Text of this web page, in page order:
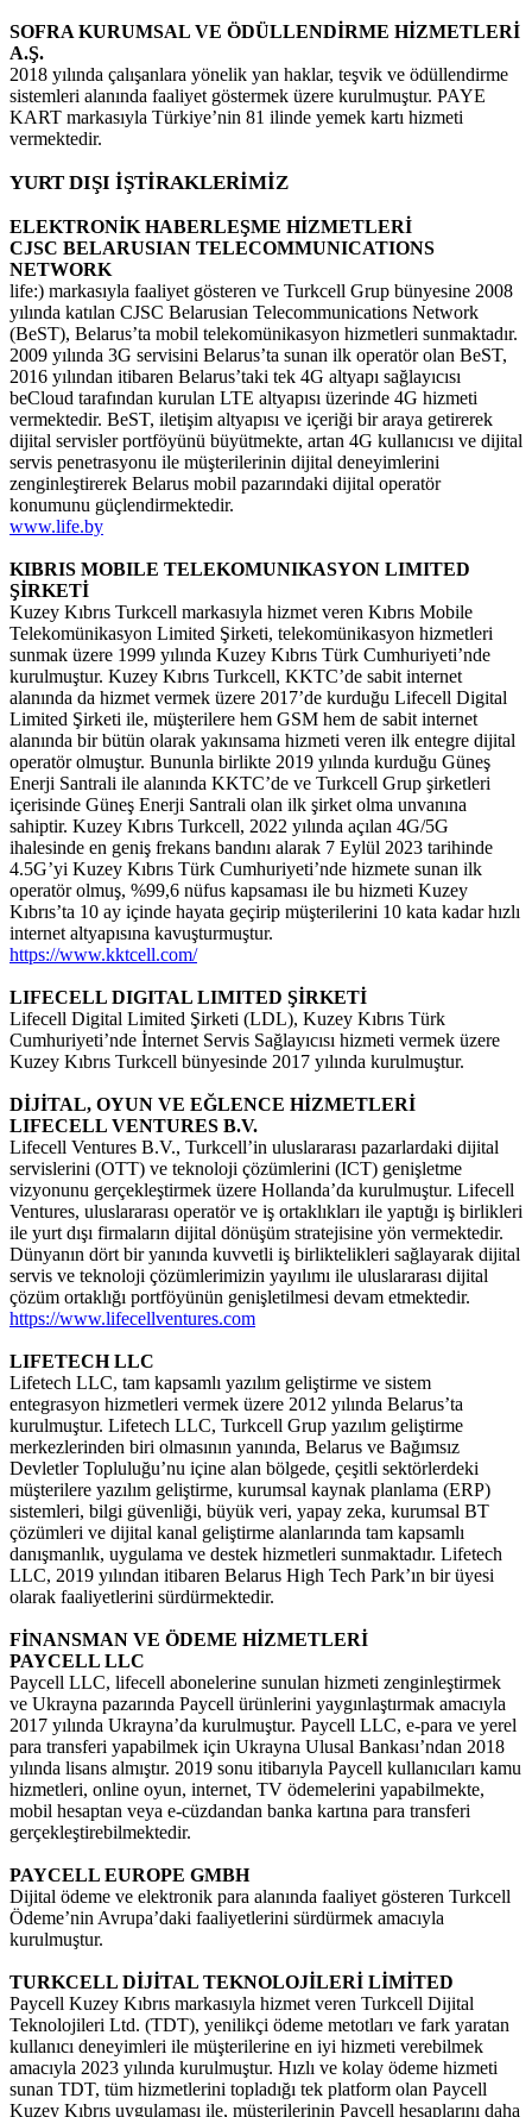
SOFRA KURUMSAL VE ÖDÜLLENDİRME HİZMETLERİ
A.Ş.
2018 yılında çalışanlara yönelik yan haklar, teşvik ve ödüllendirme
sistemleri alanında faaliyet göstermek üzere kurulmuştur. PAYE
KART markasıyla Türkiye’nin 81 ilinde yemek kartı hizmeti
vermektedir.
YURT DIŞI İŞTİRAKLERİMİZ
ELEKTRONİK HABERLEŞME HİZMETLERİ
CJSC BELARUSIAN TELECOMMUNICATIONS
NETWORK
life:) markasıyla faaliyet gösteren ve Turkcell Grup bünyesine 2008
yılında katılan CJSC Belarusian Telecommunications Network
(BeST), Belarus’ta mobil telekomünikasyon hizmetleri sunmaktadır.
2009 yılında 3G servisini Belarus’ta sunan ilk operatör olan BeST,
2016 yılından itibaren Belarus’taki tek 4G altyapı sağlayıcısı
beCloud tarafından kurulan LTE altyapısı üzerinde 4G hizmeti
vermektedir. BeST, iletişim altyapısı ve içeriği bir araya getirerek
dijital servisler portföyünü büyütmekte, artan 4G kullanıcısı ve dijital
servis penetrasyonu ile müşterilerinin dijital deneyimlerini
zenginleştirerek Belarus mobil pazarındaki dijital operatör
konumunu güçlendirmektedir.
www.life.by
KIBRIS MOBILE TELEKOMUNIKASYON LIMITED
ŞİRKETİ
Kuzey Kıbrıs Turkcell markasıyla hizmet veren Kıbrıs Mobile
Telekomünikasyon Limited Şirketi, telekomünikasyon hizmetleri
sunmak üzere 1999 yılında Kuzey Kıbrıs Türk Cumhuriyeti’nde
kurulmuştur. Kuzey Kıbrıs Turkcell, KKTC’de sabit internet
alanında da hizmet vermek üzere 2017’de kurduğu Lifecell Digital
Limited Şirketi ile, müşterilere hem GSM hem de sabit internet
alanında bir bütün olarak yakınsama hizmeti veren ilk entegre dijital
operatör olmuştur. Bununla birlikte 2019 yılında kurduğu Güneş
Enerji Santrali ile alanında KKTC’de ve Turkcell Grup şirketleri
içerisinde Güneş Enerji Santrali olan ilk şirket olma unvanına
sahiptir. Kuzey Kıbrıs Turkcell, 2022 yılında açılan 4G/5G
ihalesinde en geniş frekans bandını alarak 7 Eylül 2023 tarihinde
4.5G’yi Kuzey Kıbrıs Türk Cumhuriyeti’nde hizmete sunan ilk
operatör olmuş, %99,6 nüfus kapsaması ile bu hizmeti Kuzey
Kıbrıs’ta 10 ay içinde hayata geçirip müşterilerini 10 kata kadar hızlı
internet altyapısına kavuşturmuştur.
https://www.kktcell.com/
LIFECELL DIGITAL LIMITED ŞİRKETİ
Lifecell Digital Limited Şirketi (LDL), Kuzey Kıbrıs Türk
Cumhuriyeti’nde İnternet Servis Sağlayıcısı hizmeti vermek üzere
Kuzey Kıbrıs Turkcell bünyesinde 2017 yılında kurulmuştur.
DİJİTAL, OYUN VE EĞLENCE HİZMETLERİ
LIFECELL VENTURES B.V.
Lifecell Ventures B.V., Turkcell’in uluslararası pazarlardaki dijital
servislerini (OTT) ve teknoloji çözümlerini (ICT) genişletme
vizyonunu gerçekleştirmek üzere Hollanda’da kurulmuştur. Lifecell
Ventures, uluslararası operatör ve iş ortaklıkları ile yaptığı iş birlikleri
ile yurt dışı firmaların dijital dönüşüm stratejisine yön vermektedir.
Dünyanın dört bir yanında kuvvetli iş birliktelikleri sağlayarak dijital
servis ve teknoloji çözümlerimizin yayılımı ile uluslararası dijital
çözüm ortaklığı portföyünün genişletilmesi devam etmektedir.
https://www.lifecellventures.com
LIFETECH LLC
Lifetech LLC, tam kapsamlı yazılım geliştirme ve sistem
entegrasyon hizmetleri vermek üzere 2012 yılında Belarus’ta
kurulmuştur. Lifetech LLC, Turkcell Grup yazılım geliştirme
merkezlerinden biri olmasının yanında, Belarus ve Bağımsız
Devletler Topluluğu’nu içine alan bölgede, çeşitli sektörlerdeki
müşterilere yazılım geliştirme, kurumsal kaynak planlama (ERP)
sistemleri, bilgi güvenliği, büyük veri, yapay zeka, kurumsal BT
çözümleri ve dijital kanal geliştirme alanlarında tam kapsamlı
danışmanlık, uygulama ve destek hizmetleri sunmaktadır. Lifetech
LLC, 2019 yılından itibaren Belarus High Tech Park’ın bir üyesi
olarak faaliyetlerini sürdürmektedir.
FİNANSMAN VE ÖDEME HİZMETLERİ
PAYCELL LLC
Paycell LLC, lifecell abonelerine sunulan hizmeti zenginleştirmek
ve Ukrayna pazarında Paycell ürünlerini yaygınlaştırmak amacıyla
2017 yılında Ukrayna’da kurulmuştur. Paycell LLC, e-para ve yerel
para transferi yapabilmek için Ukrayna Ulusal Bankası’ndan 2018
yılında lisans almıştır. 2019 sonu itibarıyla Paycell kullanıcıları kamu
hizmetleri, online oyun, internet, TV ödemelerini yapabilmekte,
mobil hesaptan veya e-cüzdandan banka kartına para transferi
gerçekleştirebilmektedir.
PAYCELL EUROPE GMBH
Dijital ödeme ve elektronik para alanında faaliyet gösteren Turkcell
Ödeme’nin Avrupa’daki faaliyetlerini sürdürmek amacıyla
kurulmuştur.
TURKCELL DİJİTAL TEKNOLOJİLERİ LİMİTED
Paycell Kuzey Kıbrıs markasıyla hizmet veren Turkcell Dijital
Teknolojileri Ltd. (TDT), yenilikçi ödeme metotları ve fark yaratan
kullanıcı deneyimleri ile müşterilerine en iyi hizmeti verebilmek
amacıyla 2023 yılında kurulmuştur. Hızlı ve kolay ödeme hizmeti
sunan TDT, tüm hizmetlerini topladığı tek platform olan Paycell
Kuzey Kıbrıs uygulaması ile, müşterilerinin Paycell hesaplarını daha